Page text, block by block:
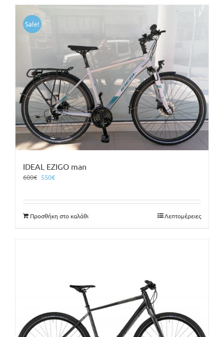
Sale!
IDEAL EZIGO man
600€ Original
600€.
550€Η
είναι:
550€.
Προσθήκη στο καλάθι Λεπτομέρειες